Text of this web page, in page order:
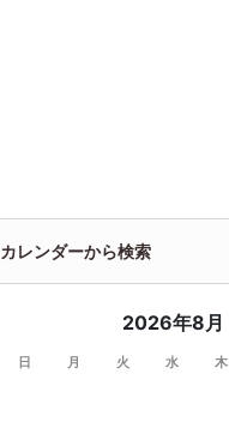
カレンダーから検索
2026年8月
日 月 火 水 木